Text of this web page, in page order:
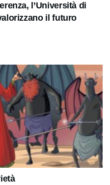
l’Università di
il futuro